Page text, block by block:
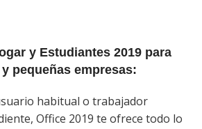
y Estudiantes 2019 para
pequeñas empresas:
habitual o trabajador
Office 2019 te ofrece todo lo